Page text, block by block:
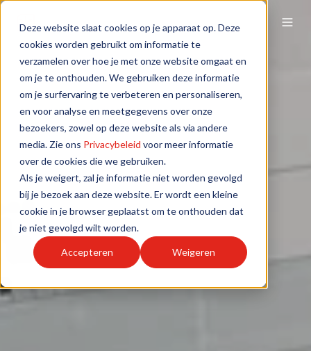
Deze website slaat cookies op je apparaat op. Deze
cookies worden gebruikt om informatie te
verzamelen over hoe je met onze website omgaat en
om je te onthouden. We gebruiken deze informatie
om je surfervaring te verbeteren en personaliseren,
en voor analyse en meetgegevens over onze
bezoekers, zowel op deze website als via andere
media. Zie ons Privacybeleid voor meer informatie
over de cookies die we gebruiken.
Als je weigert, zal je informatie niet worden gevolgd
bij je bezoek aan deze website. Er wordt een kleine
cookie in je browser geplaatst om te onthouden dat
je niet gevolgd wilt worden.
Accepteren Weigeren